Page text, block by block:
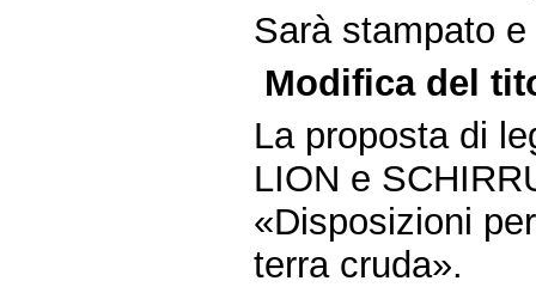
Sarà stampato
Modifica del
La proposta di
LION e
«Disposizioni
terra cruda».